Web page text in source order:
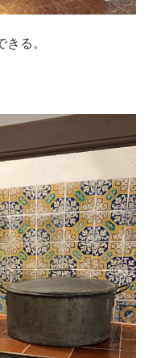
る。